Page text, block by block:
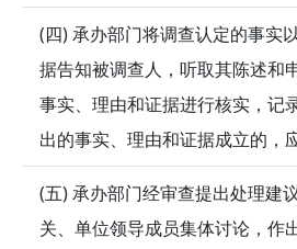
(四) 承办部门将调查认定的事实
据告知被调查人，听取其陈述和
事实、理由和证据进行核实，记
出的事实、理由和证据成立的，
(五) 承办部门经审查提出处理建
关、单位领导成员集体讨论，作